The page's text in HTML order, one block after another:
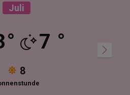
Juli
° 7 °
8